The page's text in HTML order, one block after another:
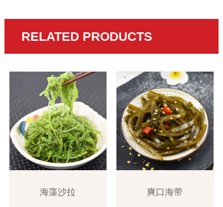
RELATED PRODUCTS
海藻沙拉 爽口海带